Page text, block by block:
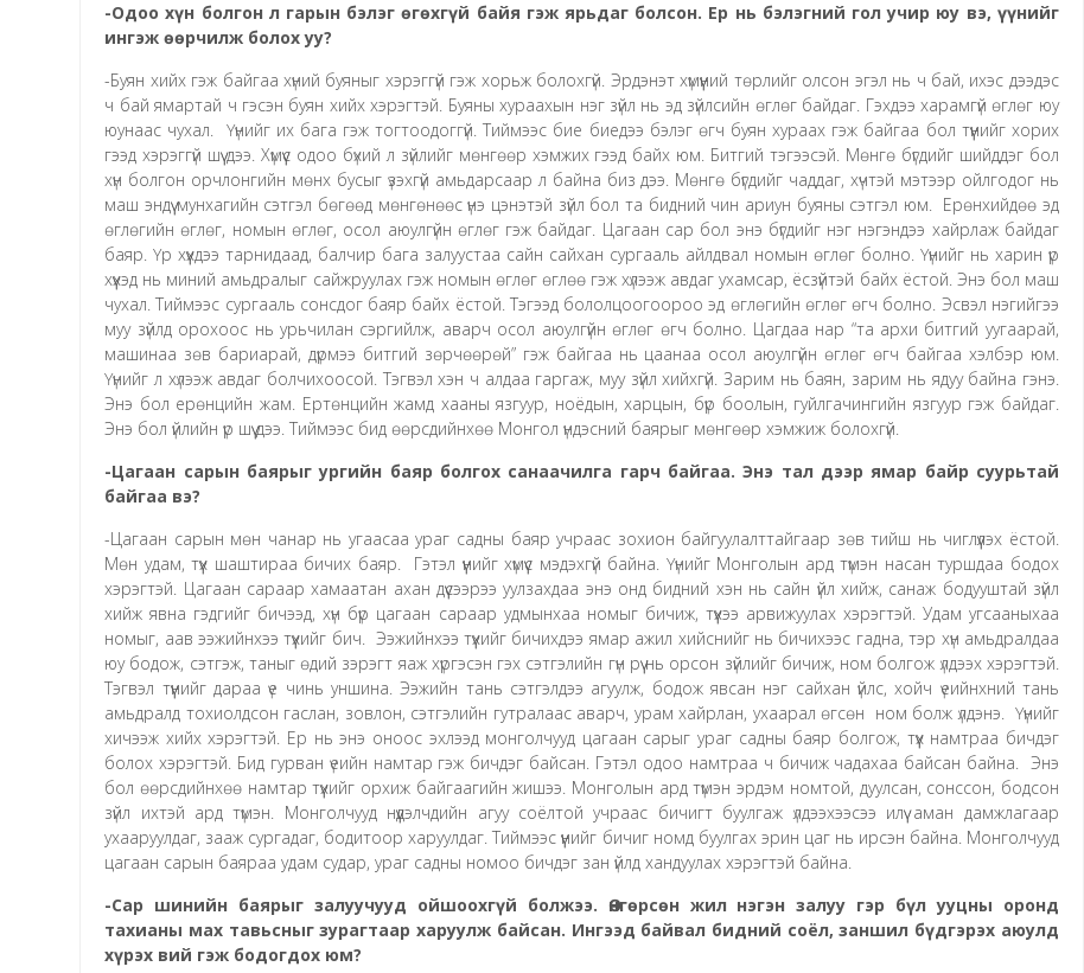
-Одоо хүн болгон л гарын бэлэг өгөхгүй байя гэж ярьдаг болсон. Ер нь бэлэгний гол учир юу вэ, үүнийг
ингэж өөрчилж болох уу?
-Буян хийх гэж байгаа хүний буяныг хэрэггүй гэж хорьж болохгүй. Эрдэнэт хүмүүний төрлийг олсон эгэл нь ч бай, ихэс дээдэс
ч бай ямартай ч гэсэн буян хийх хэрэгтэй. Буяны хураахын нэг зүйл нь эд зүйлсийн өглөг байдаг. Гэхдээ харамгүй өглөг юу
юунаас чухал. Үүнийг их бага гэж тогтоодоггүй. Тиймээс бие биедээ бэлэг өгч буян хураах гэж байгаа бол түүнийг хорих
гээд хэрэггүй шүү дээ. Хүмүүс одоо бүхий л зүйлийг мөнгөөр хэмжих гээд байх юм. Битгий тэгээсэй. Мөнгө бүгдийг шийддэг бол
хүн болгон орчлонгийн мөнх бусыг үзэхгүй амьдарсаар л байна биз дээ. Мөнгө бүгдийг чаддаг, хүчтэй мэтээр ойлгодог нь
маш эндүү мунхагийн сэтгэл бөгөөд мөнгөнөөс үнэ цэнэтэй зүйл бол та бидний чин ариун буяны сэтгэл юм. Ерөнхийдөө эд
өглөгийн өглөг, номын өглөг, осол аюулгүйн өглөг гэж байдаг. Цагаан сар бол энэ бүгдийг нэг нэгэндээ хайрлаж байдаг
баяр. Үр хүүхдээ тарнидаад, балчир бага залуустаа сайн сайхан сургааль айлдвал номын өглөг болно. Үүнийг нь харин үр
хүүхэд нь миний амьдралыг сайжруулах гэж номын өглөг өглөө гэж хүлээж авдаг ухамсар, ёсзүйтэй байх ёстой. Энэ бол маш
чухал. Тиймээс сургааль сонсдог баяр байх ёстой. Тэгээд бололцоогоороо эд өглөгийн өглөг өгч болно. Эсвэл нэгийгээ
муу зүйлд орохоос нь урьчилан сэргийлж, аварч осол аюулгүйн өглөг өгч болно. Цагдаа нар “та архи битгий уугаарай,
машинаа зөв бариарай, дүрмээ битгий зөрчөөрөй” гэж байгаа нь цаанаа осол аюулгүйн өглөг өгч байгаа хэлбэр юм.
Үүнийг л хүлээж авдаг болчихоосой. Тэгвэл хэн ч алдаа гаргаж, муу зүйл хийхгүй. Зарим нь баян, зарим нь ядуу байна гэнэ.
Энэ бол ерөнцийн жам. Ертөнцийн жамд хааны язгуур, ноёдын, харцын, бүр боолын, гуйлгачингийн язгуур гэж байдаг.
Энэ бол үйлийн үр шүү дээ. Тиймээс бид өөрсдийнхөө Монгол үндэсний баярыг мөнгөөр хэмжиж болохгүй.
-Цагаан сарын баярыг ургийн баяр болгох санаачилга гарч байгаа. Энэ тал дээр ямар байр суурьтай
байгаа вэ?
-Цагаан сарын мөн чанар нь угаасаа ураг садны баяр учраас зохион байгуулалттайгаар зөв тийш нь чиглүүлэх ёстой.
Мөн удам, түүх шаштираа бичих баяр. Гэтэл үүнийг хүмүүс мэдэхгүй байна. Үүнийг Монголын ард түмэн насан туршдаа бодох
хэрэгтэй. Цагаан сараар хамаатан ахан дүүсээрээ уулзахдаа энэ онд бидний хэн нь сайн үйл хийж, санаж бодууштай зүйл
хийж явна гэдгийг бичээд, хүн бүр цагаан сараар удмынхаа номыг бичиж, түүхээ арвижуулах хэрэгтэй. Удам угсааныхаа
номыг, аав ээжийнхээ түүхийг бич. Ээжийнхээ түүхийг бичихдээ ямар ажил хийснийг нь бичихээс гадна, тэр хүн амьдралдаа
юу бодож, сэтгэж, таныг өдий зэрэгт яаж хүргэсэн гэх сэтгэлийн гүн рүү нь орсон зүйлийг бичиж, ном болгож үлдээх хэрэгтэй.
Тэгвэл түүнийг дараа үе чинь уншина. Ээжийн тань сэтгэлдээ агуулж, бодож явсан нэг сайхан үйлс, хойч үеийнхний тань
амьдралд тохиолдсон гаслан, зовлон, сэтгэлийн гутралаас аварч, урам хайрлан, ухаарал өгсөн ном болж үлдэнэ. Үүнийг
хичээж хийх хэрэгтэй. Ер нь энэ оноос эхлээд монголчууд цагаан сарыг ураг садны баяр болгож, түүх намтраа бичдэг
болох хэрэгтэй. Бид гурван үеийн намтар гэж бичдэг байсан. Гэтэл одоо намтраа ч бичиж чадахаа байсан байна. Энэ
бол өөрсдийнхөө намтар түүхийг орхиж байгаагийн жишээ. Монголын ард түмэн эрдэм номтой, дуулсан, сонссон, бодсон
зүйл ихтэй ард түмэн. Монголчууд нүүдэлчдийн агуу соёлтой учраас бичигт буулгаж үлдээхээсээ илүү аман дамжлагаар
ухааруулдаг, зааж сургадаг, бодитоор харуулдаг. Тиймээс үүнийг бичиг номд буулгах эрин цаг нь ирсэн байна. Монголчууд
цагаан сарын баяраа удам судар, ураг садны номоо бичдэг зан үйлд хандуулах хэрэгтэй байна.
-Сар шинийн баярыг залуучууд ойшоохгүй болжээ. Өнгөрсөн жил нэгэн залуу гэр бүл ууцны оронд
тахианы мах тавьсныг зурагтаар харуулж байсан. Ингээд байвал бидний соёл, заншил бүдгэрэх аюулд
хүрэх вий гэж бодогдох юм?